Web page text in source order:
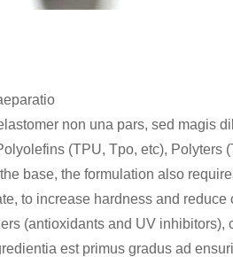
non una pars, sed magis
(TPU, Tpo, etc),
base, the formulation also
to increase hardness and
(antioxidants and UV
est primus gradus ad